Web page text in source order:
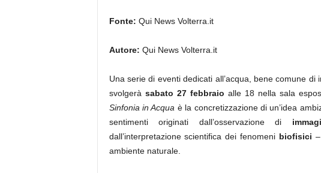
Fonte: Qui News Volterra.it
Autore: Qui News Volterra.it
Una serie di eventi dedicati all’acqua, bene comune
svolgerà sabato 27 febbraio alle 18 nella sala
Sinfonia in Acqua è la concretizzazione di un’idea
sentimenti originati dall’osservazione di
dall’interpretazione scientifica dei fenomeni biofisici
ambiente naturale.